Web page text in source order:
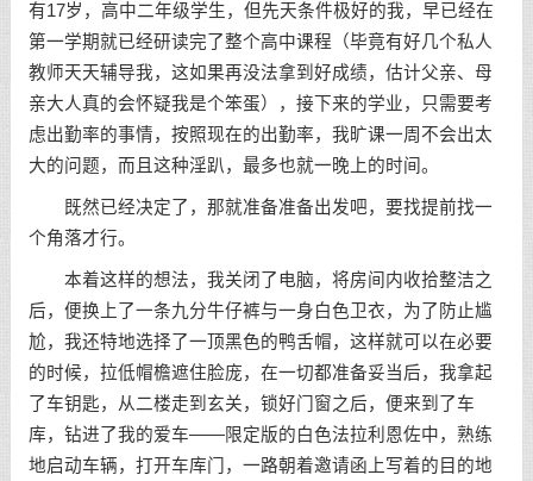
有17岁，高中二年级学生，但先天条件极好的我，早已经在
第一学期就已经研读完了整个高中课程（毕竟有好几个私人
教师天天辅导我，这如果再没法拿到好成绩，估计父亲、母
亲大人真的会怀疑我是个笨蛋），接下来的学业，只需要考
虑出勤率的事情，按照现在的出勤率，我旷课一周不会出太
大的问题，而且这种淫趴，最多也就一晚上的时间。
既然已经决定了，那就准备准备出发吧，要找提前找一
个角落才行。
本着这样的想法，我关闭了电脑，将房间内收拾整洁之
后，便换上了一条九分牛仔裤与一身白色卫衣，为了防止尴
尬，我还特地选择了一顶黑色的鸭舌帽，这样就可以在必要
的时候，拉低帽檐遮住脸庞，在一切都准备妥当后，我拿起
了车钥匙，从二楼走到玄关，锁好门窗之后，便来到了车
库，钻进了我的爱车——限定版的白色法拉利恩佐中，熟练
地启动车辆，打开车库门，一路朝着邀请函上写着的目的地